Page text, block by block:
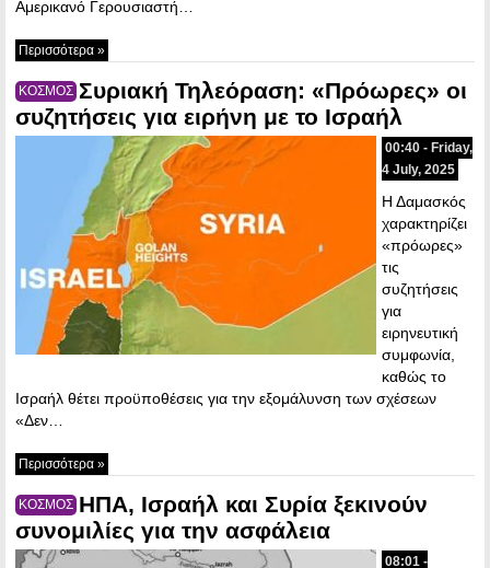
Αμερικανό Γερουσιαστή…
Περισσότερα »
ΚΟΣΜΟΣ Συριακή Τηλεόραση: «Πρόωρες» οι
συζητήσεις για ειρήνη με το Ισραήλ
00:40 - Friday,
4 July, 2025
Η Δαμασκός
χαρακτηρίζει
«πρόωρες»
τις
συζητήσεις
για
ειρηνευτική
συμφωνία,
καθώς το
Ισραήλ θέτει προϋποθέσεις για την εξομάλυνση των σχέσεων
«Δεν…
Περισσότερα »
ΚΟΣΜΟΣ ΗΠΑ, Ισραήλ και Συρία ξεκινούν
συνομιλίες για την ασφάλεια
08:01 -